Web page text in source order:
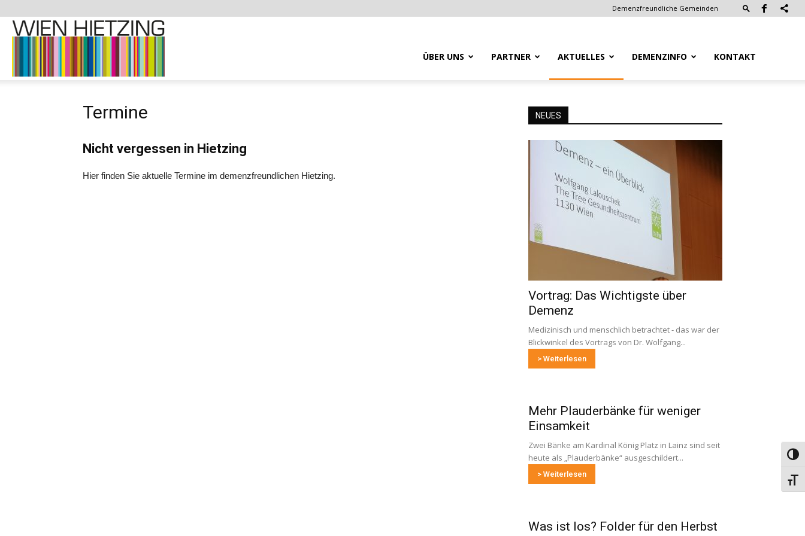
Demenzfreundliche Gemeinden
–
ÜBER UNS PARTNER AKTUELLES DEMENZINFO KONTAKT
Termine
Nicht vergessen in Hietzing
Hier finden Sie aktuelle Termine im demenzfreundlichen Hietzing.
NEUES
Vortrag: Das Wichtigste über
Demenz
Medizinisch und menschlich betrachtet - das war der
Blickwinkel des Vortrags von Dr. Wolfgang...
> Weiterlesen
Mehr Plauderbänke für weniger
Einsamkeit
Zwei Bänke am Kardinal König Platz in Lainz sind seit
heute als „Plauderbänke“ ausgeschildert...
> Weiterlesen
Was ist los? Folder für den Herbst